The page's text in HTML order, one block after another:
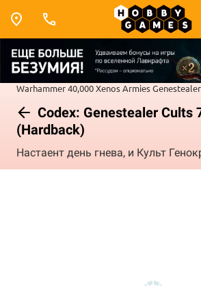
Warhammer 40,000Xenos Armies
Codex: Genestealer Cults
(Hardback)
Настаент день гнева, и Культ